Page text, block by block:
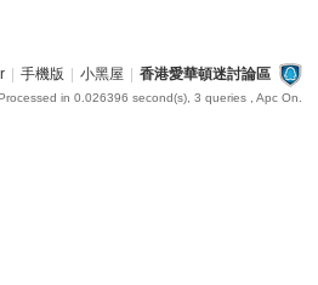
手機版 小黑屋 香港愛華頓迷討論區
in 0.026396 second(s), 3 queries , Apc On.